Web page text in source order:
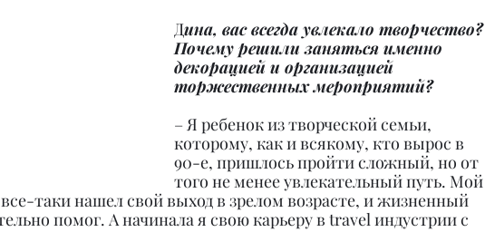
Дина, вас всегда увлекало творчество?
Почему решили заняться именно
декорацией и организацией
торжественных мероприятий?
– Я ребенок из творческой семьи,
которому, как и всякому, кто вырос в
90-е, пришлось пройти сложный, но от
того не менее увлекательный путь. Мой
таки нашел свой выход в зрелом возрасте, и жизненный
помог. А начинала я свою карьеру в travel индустрии с